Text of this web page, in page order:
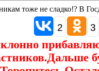
тоже не сладко!? В
2 3